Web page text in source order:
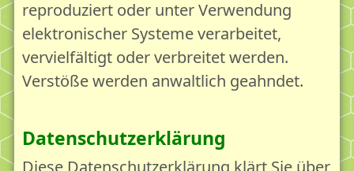
reproduziert oder unter Verwendung
elektronischer Systeme verarbeitet,
vervielfältigt oder verbreitet werden.
Verstöße werden anwaltlich geahndet.
Datenschutzerklärung
Diese Datenschutzerklärung klärt Sie über